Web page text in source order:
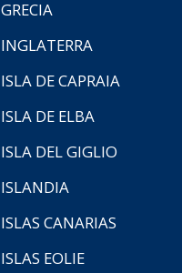
GRECIA
INGLATERRA
ISLA DE CAPRAIA
ISLA DE ELBA
ISLA DEL GIGLIO
ISLANDIA
ISLAS CANARIAS
ISLAS EOLIE